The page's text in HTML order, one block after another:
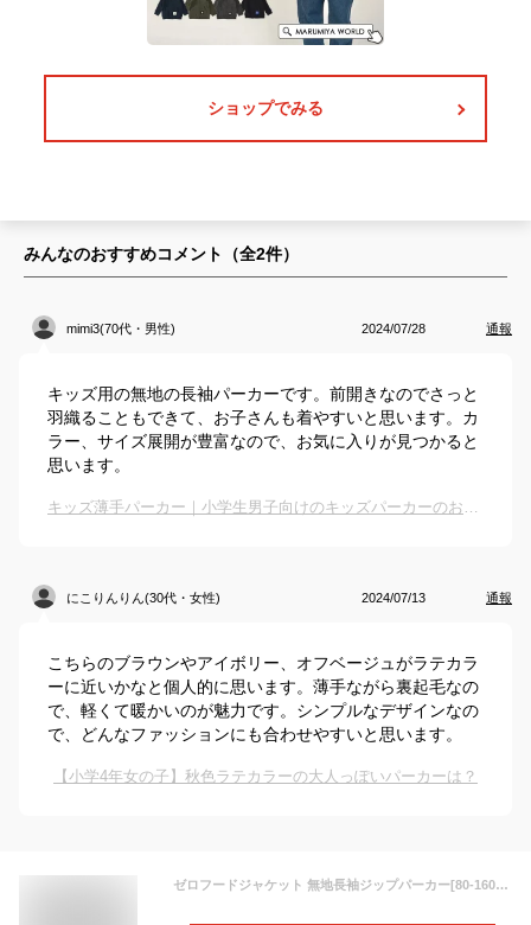
ショップでみる
みんなのおすすめコメント（全2件）
mimi3(70代・男性) 2024/07/28 通報
キッズ用の無地の長袖パーカーです。前開きなのでさっと
羽織ることもできて、お子さんも着やすいと思います。カ
ラー、サイズ展開が豊富なので、お気に入りが見つかると
思います。
キッズ薄手パーカー｜小学生男子向けのキッズパーカーのおすすめは？
にこりんりん(30代・女性) 2024/07/13 通報
こちらのブラウンやアイボリー、オフベージュがラテカラ
ーに近いかなと個人的に思います。薄手ながら裏起毛なの
で、軽くて暖かいのが魅力です。シンプルなデザインなの
で、どんなファッションにも合わせやすいと思います。
【小学4年女の子】秋色ラテカラーの大人っぽいパーカーは？
ゼロフードジャケット 無地長袖ジップパーカー[80-160cm] キッズ ベビー ジュニア トップス スウェット 裏毛 フード ジップアップジャケット 男の子 女の子 子供服 子ども ゼロスタンダード ZERO STANDARD 4015125 120501_100501-mm12m16-F14-Q9 【メール便可】 rexw 21af